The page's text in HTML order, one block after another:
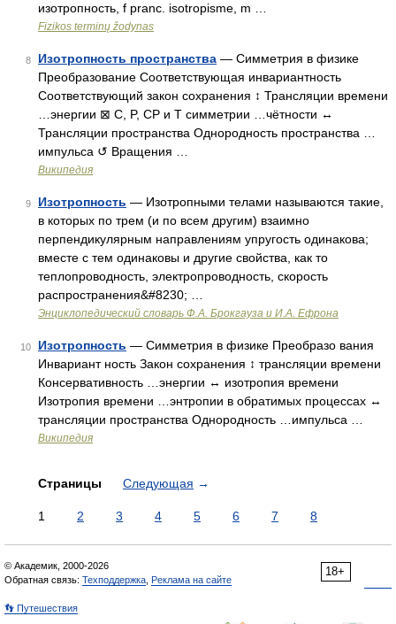
изотропность, f pranc. isotropisme, m …
Fizikos terminų žodynas
8 Изотропность пространства — Симметрия в физике
Преобразование Соответствующая инвариантность
Соответствующий закон сохранения ↕ Трансляции времени
…энергии ⊠ C, P, CP и T симметрии …чётности ↔
Трансляции пространства Однородность пространства …
импульса ↺ Вращения …
Википедия
9 Изотропность — Изотропными телами называются такие,
в которых по трем (и по всем другим) взаимно
перпендикулярным направлениям упругость одинакова;
вместе с тем одинаковы и другие свойства, как то
теплопроводность, электропроводность, скорость
распространения&#8230; …
Энциклопедический словарь Ф.А. Брокгауза и И.А. Ефрона
10 Изотропность — Симметрия в физике Преобразо вания
Инвариант ность Закон сохранения ↕ трансляции времени
Консервативность …энергии ↔ изотропия времени
Изотропия времени …энтропии в обратимых процессах ↔
трансляции пространства Однородность …импульса …
Википедия
Страницы Следующая →
1 2 3 4 5 6 7 8
18+
© Академик, 2000-2026
Обратная связь: Техподдержка Реклама на сайте
👣 Путешествия